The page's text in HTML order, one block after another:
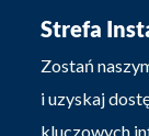
Strefa
Zostań
i uzyskaj
kluczowych